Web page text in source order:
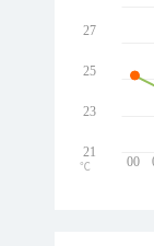
00
27
25
23
21
℃